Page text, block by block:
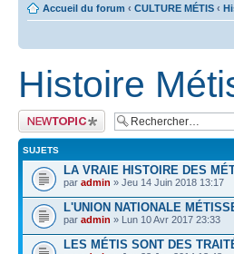
Accueil du forum ‹ CULTURE MÉTIS ‹
Histoire
Publier un nouveau
sujet
SUJETS
LA VRAIE HISTOIRE DES
par admin » Jeu 14 Juin 2018 13:17
L'UNION NATIONALE
par admin » Lun 10 Avr 2017 23:33
LES MÉTIS SONT DES